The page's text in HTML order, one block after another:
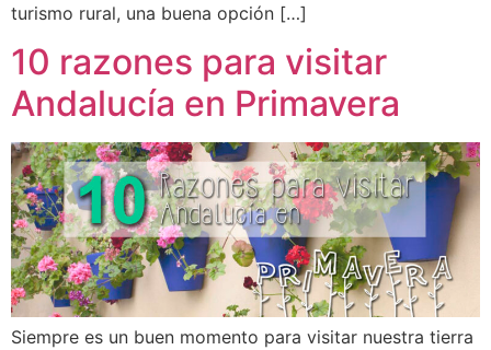
turismo rural, una buena opción […]
10 razones para visitar
Andalucía en Primavera
Siempre es un buen momento para visitar nuestra tierra